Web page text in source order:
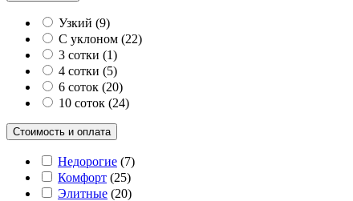
Узкий (9)
С уклоном (22)
3 сотки (1)
4 сотки (5)
6 соток (20)
10 соток (24)
Стоимость и оплата
Недорогие (7)
Комфорт (25)
Элитные (20)